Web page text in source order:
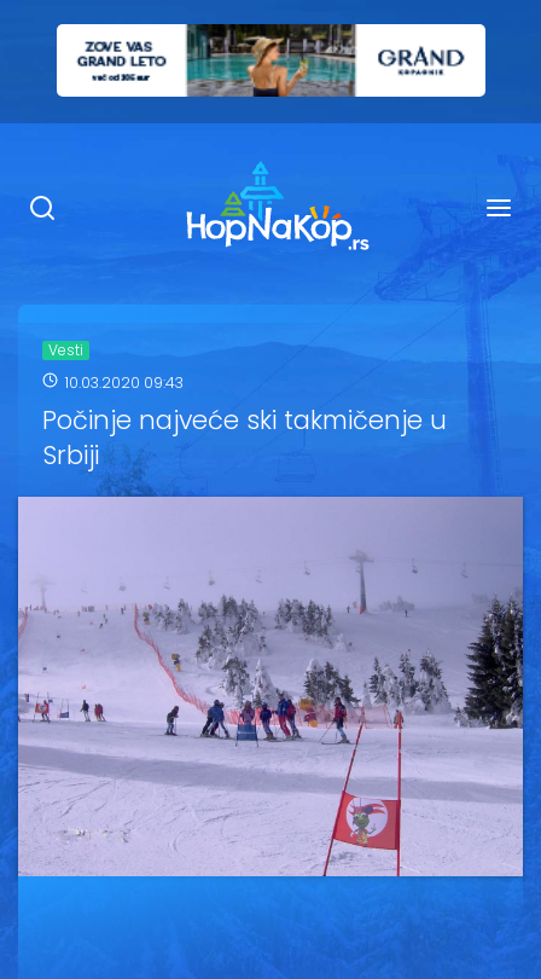
Ugostiteljstvo
Kop Info
Ski renta
Oglasi
Galerija
Copyright© 2020
HopNaKop
Vesti
10.03.2020 09:43
Počinje najveće ski takmičenje u
Srbiji